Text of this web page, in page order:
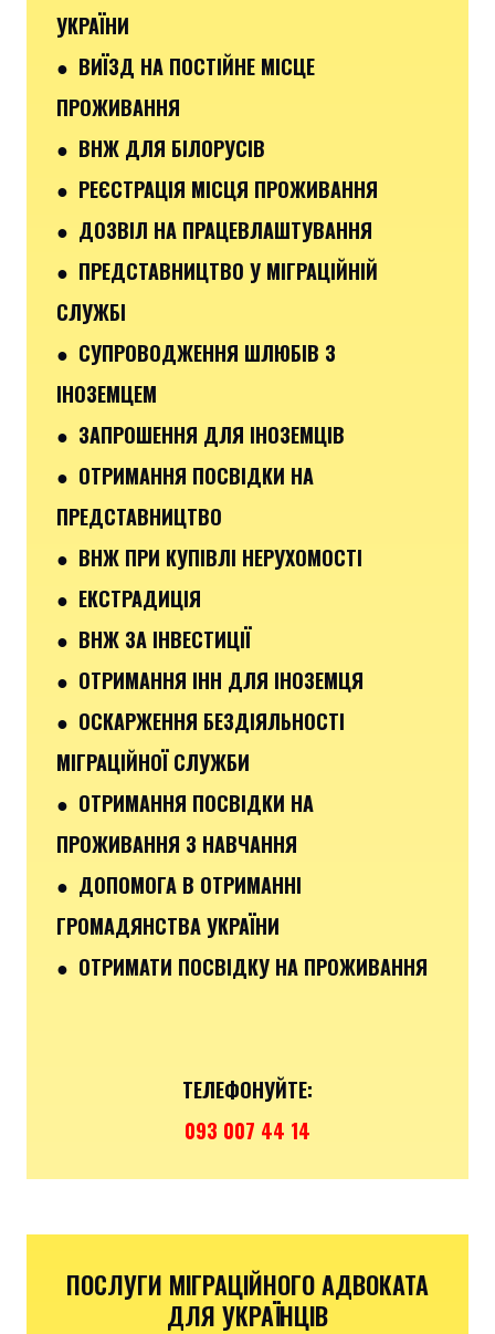
УКРАЇНИ
● ВИЇЗД НА ПОСТІЙНЕ МІСЦЕ
ПРОЖИВАННЯ
● ВНЖ ДЛЯ БІЛОРУСІВ
● РЕЄСТРАЦІЯ МІСЦЯ ПРОЖИВАННЯ
● ДОЗВІЛ НА ПРАЦЕВЛАШТУВАННЯ
● ПРЕДСТАВНИЦТВО У МІГРАЦІЙНІЙ
СЛУЖБІ
● СУПРОВОДЖЕННЯ ШЛЮБІВ З
ІНОЗЕМЦЕМ
● ЗАПРОШЕННЯ ДЛЯ ІНОЗЕМЦІВ
● ОТРИМАННЯ ПОСВІДКИ НА
ПРЕДСТАВНИЦТВО
● ВНЖ ПРИ КУПІВЛІ НЕРУХОМОСТІ
● ЕКСТРАДИЦІЯ
● ВНЖ ЗА ІНВЕСТИЦІЇ
● ОТРИМАННЯ ІНН ДЛЯ ІНОЗЕМЦЯ
● ОСКАРЖЕННЯ БЕЗДІЯЛЬНОСТІ
МІГРАЦІЙНОЇ СЛУЖБИ
● ОТРИМАННЯ ПОСВІДКИ НА
ПРОЖИВАННЯ З НАВЧАННЯ
● ДОПОМОГА В ОТРИМАННІ
ГРОМАДЯНСТВА УКРАЇНИ
● ОТРИМАТИ ПОСВІДКУ НА ПРОЖИВАННЯ
ТЕЛЕФОНУЙТЕ:
093 007 44 14
ПОСЛУГИ МІГРАЦІЙНОГО АДВОКАТА
ДЛЯ УКРАЇНЦІВ